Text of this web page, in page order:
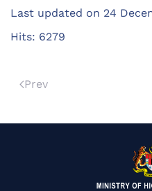
Last updated on 24
Hits: 6279
Prev